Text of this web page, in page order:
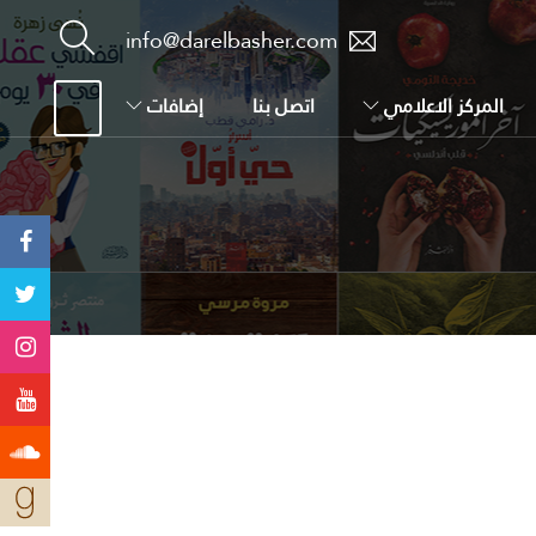
info@darelbasher.com
المركز الاعلامي اتصل بنا إضافات